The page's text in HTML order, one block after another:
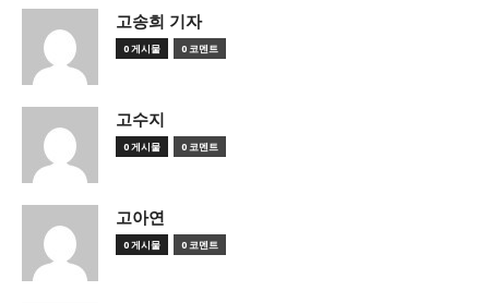
고송희 기자
0 게시물 0 코멘트
고수지
0 게시물 0 코멘트
고아연
0 게시물 0 코멘트